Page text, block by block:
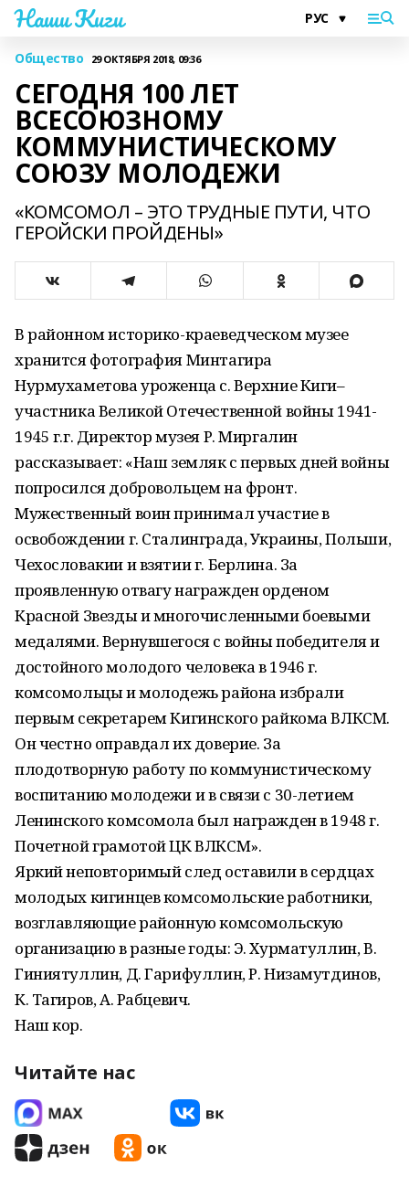
Наши Киги
Общество 29 ОКТЯБРЯ 2018, 09:36
СЕГОДНЯ 100 ЛЕТ
ВСЕСОЮЗНОМУ
КОММУНИСТИЧЕСКОМУ
СОЮЗУ МОЛОДЕЖИ
«КОМСОМОЛ – ЭТО ТРУДНЫЕ ПУТИ, ЧТО
ГЕРОЙСКИ ПРОЙДЕНЫ»
В районном историко-краеведческом музее
хранится фотография Минтагира
Нурмухаметова уроженца с. Верхние Киги–
участника Великой Отечественной войны 1941-
1945 г.г. Директор музея Р. Миргалин
рассказывает: «Наш земляк с первых дней войны
попросился добровольцем на фронт.
Мужественный воин принимал участие в
освобождении г. Сталинграда, Украины, Польши,
Чехословакии и взятии г. Берлина. За
проявленную отвагу награжден орденом
Красной Звезды и многочисленными боевыми
медалями. Вернувшегося с войны победителя и
достойного молодого человека в 1946 г.
комсомольцы и молодежь района избрали
первым секретарем Кигинского райкома ВЛКСМ.
Он честно оправдал их доверие. За
плодотворную работу по коммунистическому
воспитанию молодежи и в связи с 30-летием
Ленинского комсомола был награжден в 1948 г.
Почетной грамотой ЦК ВЛКСМ».
Яркий неповторимый след оставили в сердцах
молодых кигинцев комсомольские работники,
возглавляющие районную комсомольскую
организацию в разные годы: Э. Хурматуллин, В.
Гиниятуллин, Д. Гарифуллин, Р. Низамутдинов,
К. Тагиров, А. Рабцевич.
Наш кор.
Читайте нас